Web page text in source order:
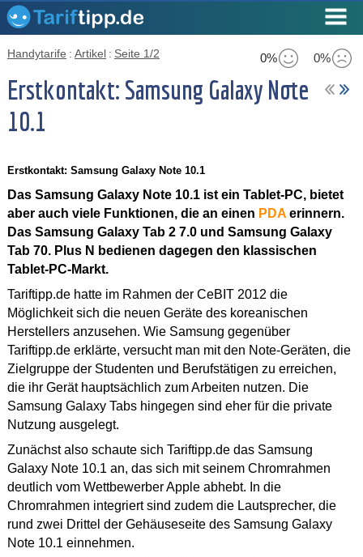
0% 0%
Handytarife : Artikel : Seite 1/2
Erstkontakt: Samsung Galaxy Note
10.1
Erstkontakt: Samsung Galaxy Note 10.1
Das Samsung Galaxy Note 10.1 ist ein Tablet-PC, bietet
aber auch viele Funktionen, die an einen PDAerinnern.
Das Samsung Galaxy Tab 2 7.0 und Samsung Galaxy
Tab 70. Plus N bedienen dagegen den klassischen
Tablet-PC-Markt.
Tariftipp.de hatte im Rahmen der CeBIT 2012 die
Möglichkeit sich die neuen Geräte des koreanischen
Herstellers anzusehen. Wie Samsung gegenüber
Tariftipp.de erklärte, versucht man mit den Note-Geräten, die
Zielgruppe der Studenten und Berufstätigen zu erreichen,
die ihr Gerät hauptsächlich zum Arbeiten nutzen. Die
Samsung Galaxy Tabs hingegen sind eher für die private
Nutzung ausgelegt.
Zunächst also schaute sich Tariftipp.de das Samsung
Galaxy Note 10.1 an, das sich mit seinem Chromrahmen
deutlich vom Wettbewerber Apple abhebt. In die
Chromrahmen integriert sind zudem die Lautsprecher, die
rund zwei Drittel der Gehäuseseite des Samsung Galaxy
Note 10.1 einnehmen.